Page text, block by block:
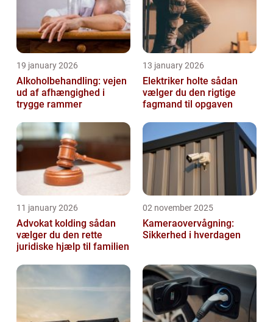
19 january 2026
Alkoholbehandling: vejen
ud af afhængighed i
trygge rammer
13 january 2026
Elektriker holte sådan
vælger du den rigtige
fagmand til opgaven
11 january 2026
Advokat kolding sådan
vælger du den rette
juridiske hjælp til familien
02 november 2025
Kameraovervågning:
Sikkerhed i hverdagen